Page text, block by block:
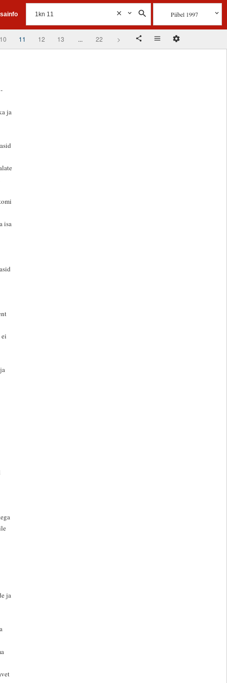
Piibel 1997
10 11 12 13 ... 22 >
ja
isa
ja